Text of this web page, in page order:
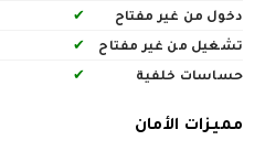
دخول من غير مفتاح
✔
تشغيل من غير مفتاح
✔
حساسات خلفية
✔
مميزات الأمان